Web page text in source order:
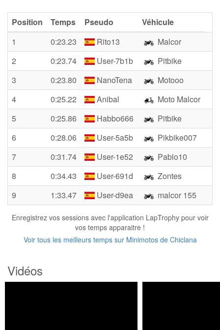
Position Temps Pseudo
Véhicule
1
0:23.23 Rito13
Malcor
2
0:23.74 User-7b1b
Pitbike
3
0:23.80 NanoTena
Motooo
4
0:25.22 Anibal
Moto Malcor
5
0:25.86 Habbo666
Pitbike
6
0:28.06 User-5a5b
Pikbike007
7
0:31.74 User-1e52
Pablo10
8
0:34.43 User-691d
Zontes
9
1:33.47 User-d9ea malcor 155
Enregistrez vos sessions avec l'application LapTrophy pour voir
vos temps apparaitre !
Voir tous les meilleurs temps sur Minimotos de Chiclana
Vidéos